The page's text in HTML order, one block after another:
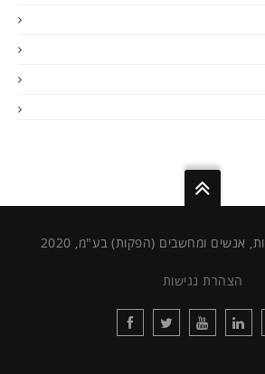
אנשים ומחשבים (הפקות) בע"מ, 2020
הצהרת נגישות